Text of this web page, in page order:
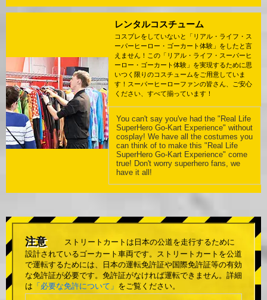
レンタルコスチューム
コスプレをしていないと「リアル・ライフ・ス
ーパーヒーロー・ゴーカート体験」をしたと言
えません！この「リアル・ライフ・スーパーヒ
ーロー・ゴーカート体験」を実現するために思
いつく限りのコスチュームをご用意していま
す！スーパーヒーローファンの皆さん、ご安心
ください、すべて揃っています！
You can't say you've had the "Real Life
SuperHero Go-Kart Experience" without
cosplay! We have all the costumes you
can think of to make this "Real Life
SuperHero Go-Kart Experience" come
true! Don't worry superhero fans, we
have it all!
注意
ストリートカートは日本の公道を走行するために
設計されているゴーカート車両です。ストリートカートを公道
で運転するためには、日本の運転免許証や国際免許証等の有効
な免許証が必要です。免許証がなければ運転できません。詳細
は 「必要な免許について」 をご覧ください。